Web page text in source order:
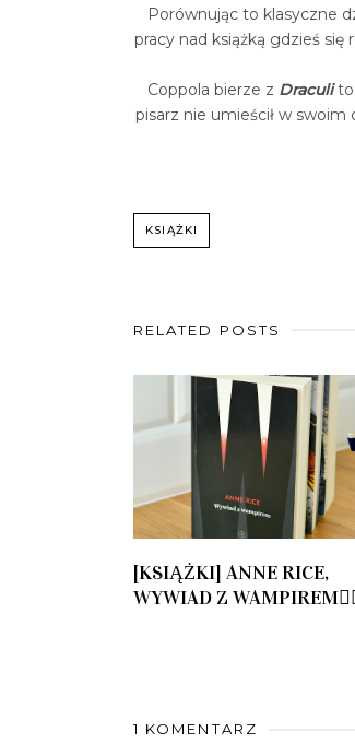
Porównując to klasyczne
pracy nad książką gdzieś
Coppola bierze z Draculito,
pisarz nie umieścił w
KSIĄŻKI
RELATED POSTS
[KSIĄŻKI] ANNE RICE,
WYWIAD Z
1 KOMENTARZ